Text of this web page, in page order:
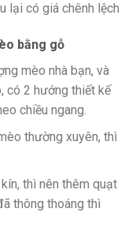
lại có giá chênh lệch
bằng gỗ
mèo nhà bạn, và
có 2 hướng thiết kế
chiều ngang.
thường xuyên, thì
thì nên thêm quạt
thông thoáng thì